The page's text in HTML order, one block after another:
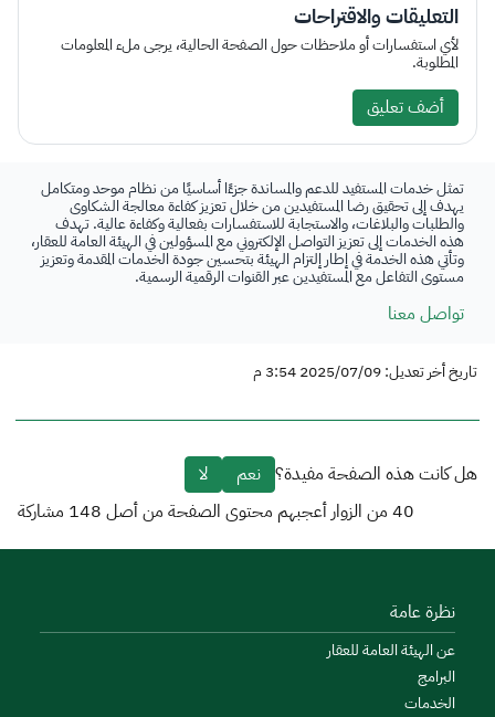
التعليقات والاقتراحات
لأي استفسارات أو ملاحظات حول الصفحة الحالية، يرجى ملء المعلومات
المطلوبة.
أضف تعليق
تمثل خدمات المستفيد للدعم والمساندة جزءًا أساسيًا من نظام موحد ومتكامل
يهدف إلى تحقيق رضا المستفيدين من خلال تعزيز كفاءة معالجة الشكاوى
والطلبات والبلاغات، والاستجابة للاستفسارات بفعالية وكفاءة عالية. تهدف
هذه الخدمات إلى تعزيز التواصل الإلكتروني مع المسؤولين في الهيئة العامة للعقار،
وتأتي هذه الخدمة في إطار إلتزام الهيئة بتحسين جودة الخدمات المقدمة وتعزيز
مستوى التفاعل مع المستفيدين عبر القنوات الرقمية الرسمية.
تواصل معنا
تاريخ أخر تعديل: 2025/07/09 3:54 م
هل كانت هذه الصفحة مفيدة؟ نعم
لا
40 من الزوار أعجبهم محتوى الصفحة من أصل 148 مشاركة
نظرة عامة
عن الهيئة العامة للعقار
البرامج
الخدمات